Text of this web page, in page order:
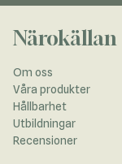
Närokällan
Om oss
Våra produkter
Hållbarhet
Utbildningar
Recensioner